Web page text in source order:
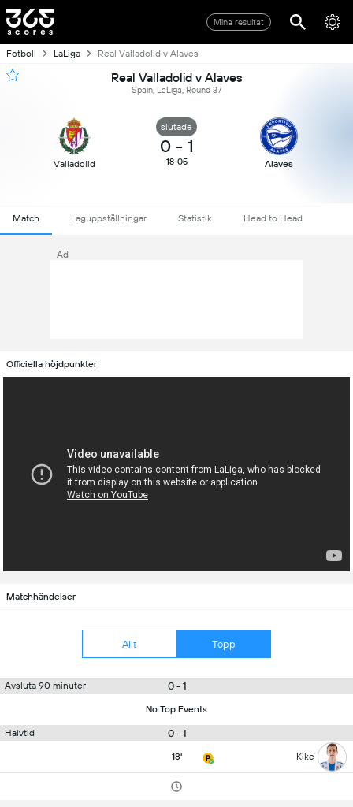
Mina resultat
Fotboll LaLiga Real Valladolid v Alaves
Real Valladolid v Alaves
Spain, LaLiga, Round 37
Valladolid
slutade
0 - 1
18-05 Alaves
Match Laguppställningar Statistik Head to Head
Ad
Officiella höjdpunkter
Matchhändelser
Allt Topp
Avsluta 90 minuter 0 - 1
No Top Events
Halvtid 0 - 1
18' Kike